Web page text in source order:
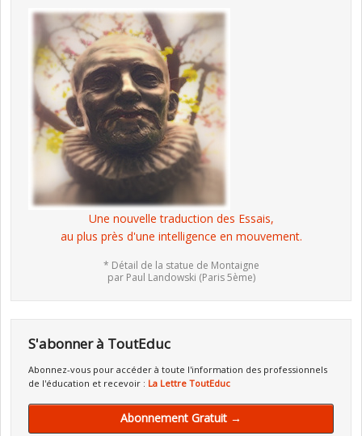
Une nouvelle traduction des Essais,
au plus près d'une intelligence en mouvement.
* Détail de la statue de Montaigne
par Paul Landowski (Paris 5ème)
S'abonner à ToutEduc
Abonnez-vous pour accéder à toute l'information des professionnels
de l'éducation et recevoir : La Lettre ToutEduc
Abonnement Gratuit →